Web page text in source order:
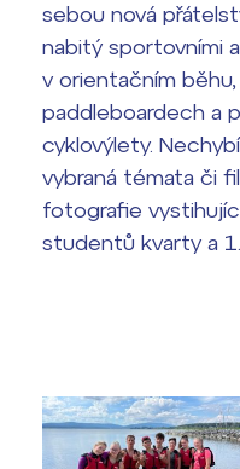
ČAG
Maturitní témata
Pomoc! Mám
Harmonogram
sebou nová
nabitý sportovními
v orientačním
paddleboardech a
cyklovýlety.
vybraná témata či
fotografie
studentů kvarty a